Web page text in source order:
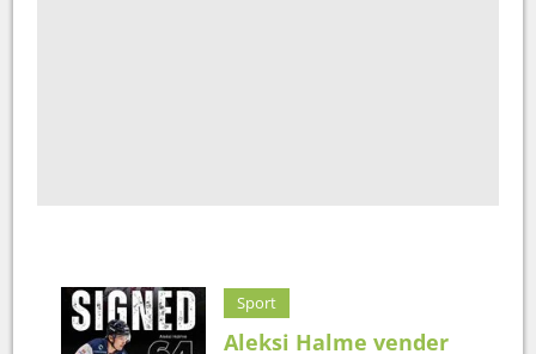
Sport
Aleksi Halme vender